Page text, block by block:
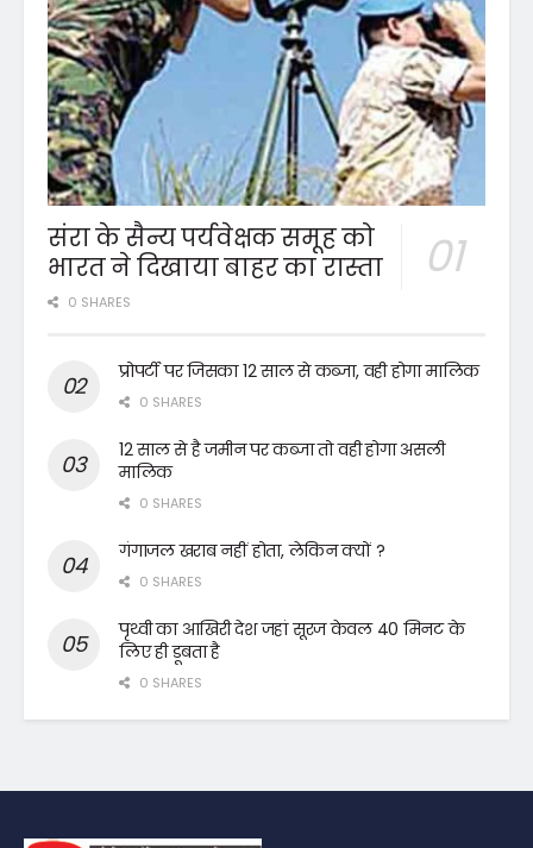
संरा के सैन्य पर्यवेक्षक समूह को
भारत ने दिखाया बाहर का रास्ता
0 SHARES
प्रोपर्टी पर जिसका 12 साल से कब्जा, वही होगा मालिक
0 SHARES
12 साल से है जमीन पर कब्जा तो वही होगा असली
मालिक
0 SHARES
गंगाजल खराब नहीं होता, लेकिन क्यों ?
0 SHARES
पृथ्वी का आखिरी देश जहां सूरज केवल 40 मिनट के
लिए ही डूबता है
0 SHARES